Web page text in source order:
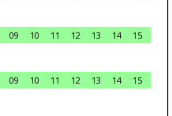
09 10 11 12 13 14
15
09 10 11 12 13 14
15